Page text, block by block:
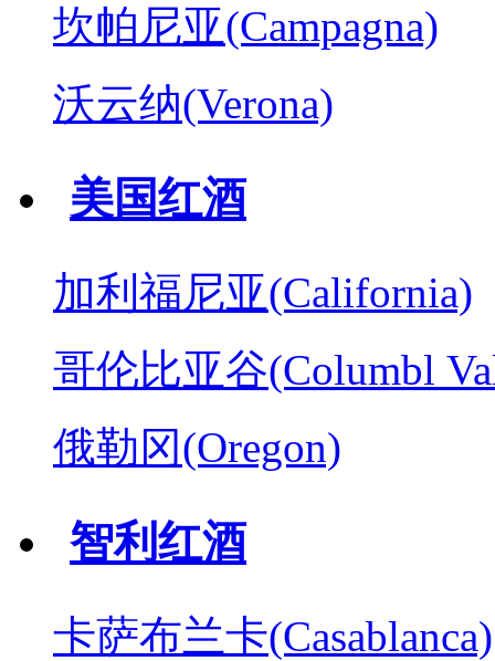
坎帕尼亚(Campagna)
沃云纳(Verona)
美国红酒
加利福尼亚(California)
哥伦比亚谷(Columbl
俄勒冈(Oregon)
智利红酒
卡萨布兰卡(Casablanca)